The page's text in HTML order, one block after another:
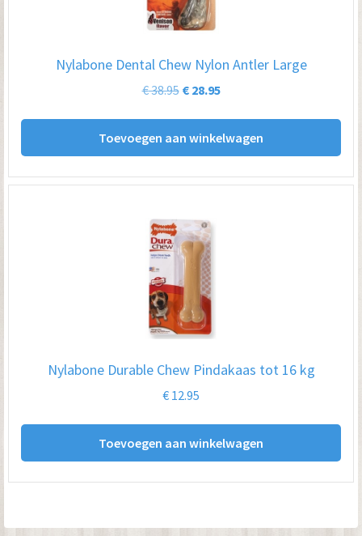
Nylabone Dental Chew Nylon Antler Large
€38.95 Oorspronkelijke
€ 38.95.
€28.95Huidige
€ 28.95.
Toevoegen aan winkelwagen
Nylabone Durable Chew Pindakaas tot 16 kg
€ 12.95
Toevoegen aan winkelwagen